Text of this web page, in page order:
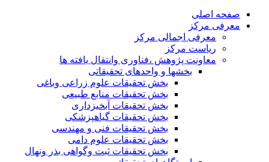
صفحه اصلی
معرفی مرکز
معرفی اجمالی مرکز
ریاست مرکز
معاونت پژوهش ،فناوری وانتقال یافته ها
بخشها و واحدهای تحقیقاتی
بخش تحقیقات علوم زراعی وباغی
بخش تحقیقات منابع طبیعی
بخش تحقیقات آبخیزداری
بخش تحقیقات گیاهپزشکی
بخش تحقیقات فنی و مهندسی
بخش تحقیقات علوم دامی
بخش تحقیقات ثبت وگواهی بذر ونهال